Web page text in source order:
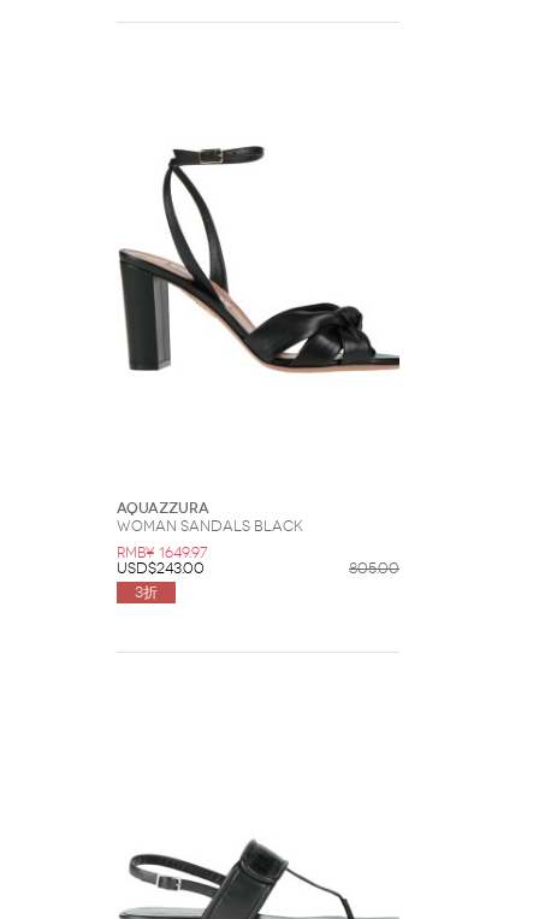
Aquazzura
Woman Sandals Black
RMB¥ 1649.97
USD$243.00
805.00
3折